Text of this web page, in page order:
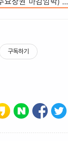
요상권 마감임박) 가
구독하기